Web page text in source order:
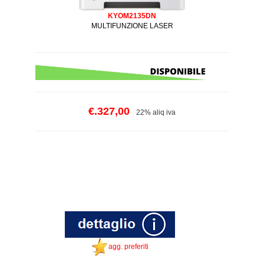
KYOM2135DN
MULTIFUNZIONE LASER
€.327,00 22% aliq iva
agg. preferiti